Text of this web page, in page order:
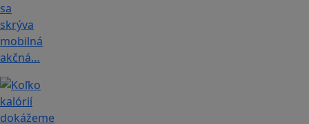
sa
skrýva
mobilná
akčná…